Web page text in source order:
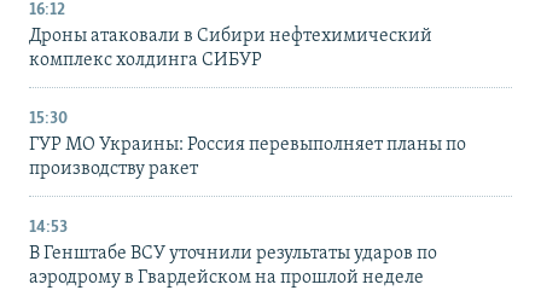
16:12
Дроны атаковали в Сибири нефтехимический
комплекс холдинга СИБУР
15:30
ГУР МО Украины: Россия перевыполняет планы по
производству ракет
14:53
В Генштабе ВСУ уточнили результаты ударов по
аэродрому в Гвардейском на прошлой неделе